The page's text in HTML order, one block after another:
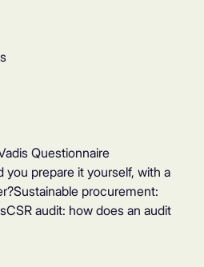
Questionnaire
you prepare it yourself, with a
Sustainable procurement:
CSR audit: how does an audit